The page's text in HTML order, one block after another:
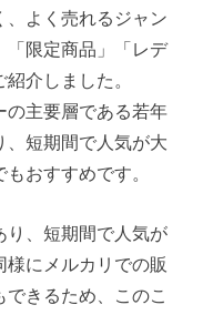
、よく売れるジャン
「限定商品」「レデ
介しました。
の主要層である若年
、短期間で人気が大
おすすめです。
り、短期間で人気が
にメルカリでの販
きるため、このこ